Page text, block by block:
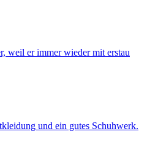
weil er immer wieder mit erstau
und ein gutes Schuhwerk.